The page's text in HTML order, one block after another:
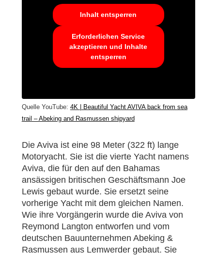
Inhalt entsperren
Erforderlichen Service
akzeptieren und Inhalte
entsperren
Quelle YouTube: 4K | Beautiful Yacht AVIVA back from sea
trail – Abeking and Rasmussen shipyard
Die Aviva ist eine 98 Meter (322 ft) lange
Motoryacht. Sie ist die vierte Yacht namens
Aviva, die für den auf den Bahamas
ansässigen britischen Geschäftsmann Joe
Lewis gebaut wurde. Sie ersetzt seine
vorherige Yacht mit dem gleichen Namen.
Wie ihre Vorgängerin wurde die Aviva von
Reymond Langton entworfen und vom
deutschen Bauunternehmen Abeking &
Rasmussen aus Lemwerder gebaut. Sie